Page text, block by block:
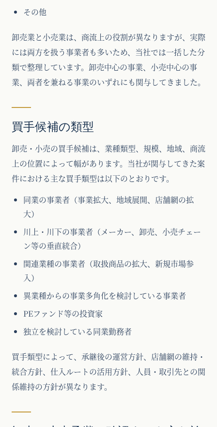
その他
卸売業と小売業は、商流上の役割が異なりますが、実際
には両方を扱う事業者も多いため、当社では一括した分
類で整理しています。卸売中心の事業、小売中心の事
業、両者を兼ねる事業のいずれにも関与してきました。
買手候補の類型
卸売・小売の買手候補は、業種類型、規模、地域、商流
上の位置によって幅があります。当社が関与してきた案
件における主な買手類型は以下のとおりです。
同業の事業者（事業拡大、地域展開、店舗網の拡
大）
川上・川下の事業者（メーカー、卸売、小売チェー
ン等の垂直統合）
関連業種の事業者（取扱商品の拡大、新規市場参
入）
異業種からの事業多角化を検討している事業者
PEファンド等の投資家
独立を検討している同業勤務者
買手類型によって、承継後の運営方針、店舗網の維持・
統合方針、仕入ルートの活用方針、人員・取引先との関
係維持の方針が異なります。